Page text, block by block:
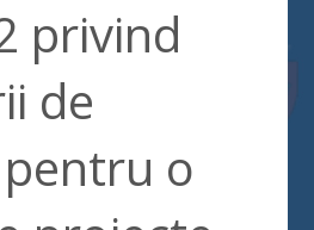
privind
de
o